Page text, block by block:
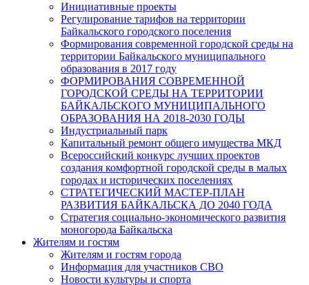
Инициативные проекты
Регулирование тарифов на территории
Байкальского городского поселения
Формирования современной городской среды на
территории Байкальского муниципального
образования в 2017 году
ФОРМИРОВАНИЯ СОВРЕМЕННОЙ
ГОРОДСКОЙ СРЕДЫ НА ТЕРРИТОРИИ
БАЙКАЛЬСКОГО МУНИЦИПАЛЬНОГО
ОБРАЗОВАНИЯ НА 2018-2030 ГОДЫ
Индустриальный парк
Капитальный ремонт общего имущества МКД
Всероссийский конкурс лучших проектов
создания комфортной городской среды в малых
городах и исторических поселениях
СТРАТЕГИЧЕСКИЙ МАСТЕР-ПЛАН
РАЗВИТИЯ БАЙКАЛЬСКА ДО 2040 ГОДА
Стратегия социально-экономического развития
моногорода Байкальска
Жителям и гостям
Жителям и гостям города
Информация для участников СВО
Новости культуры и спорта